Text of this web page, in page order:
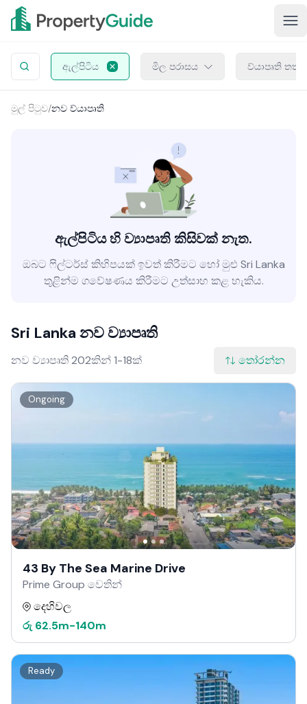
ඇල්පිටිය මිල පරාසය ව්යාපෘති
මුල් පිටුව/නව ව්යාපෘති
ඇල්පිටිය හි ව්‍යාපෘති කිසිවක් නැත.
ඔබට ෆිල්ටර්ස් කිහිපයක් ඉවත් කිරීමට හෝ මුළු Sri Lanka
තුළින්ම ගවේෂණය කිරීමට උත්සාහ කළ හැකිය.
Sri Lanka නව ව්‍යාපෘති
නව ව්‍යාපෘති 202කින් 1-18ක් තෝරන්න
Ongoing
43 By The Sea Marine Drive
Prime Group වෙතින්
දෙහිවල
රු 62.5m-140m
Ready